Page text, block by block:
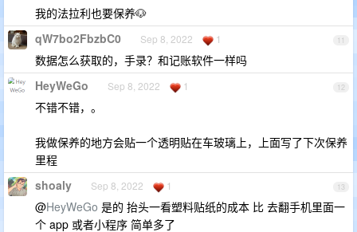
我的法拉利也要保养🐶
11
qW7bo2FbzbC0 Sep 8, 2022 1
数据怎么获取的，手录？和记账软件一样吗
12
HeyWeGo Sep 8, 2022 1
不错不错，。
我做保养的地方会贴一个透明贴在车玻璃上，上面写了下次保养
里程
13
shoaly Sep 8, 2022 1
@HeyWeGo 是的 抬头一看塑料贴纸的成本 比 去翻手机里面一
个 app 或者小程序 简单多了